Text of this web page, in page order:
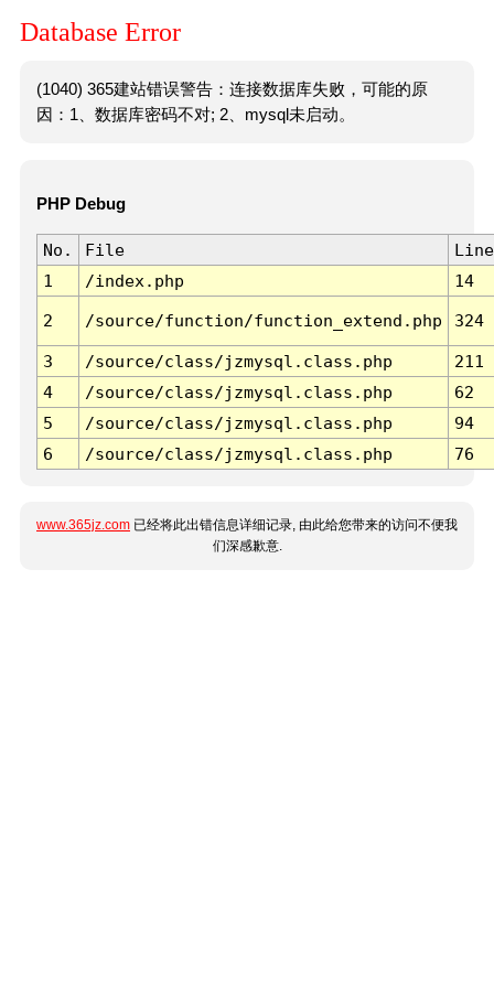
Database Error
(1040) 365建站错误警告：连接数据库失败，可能的原
因：1、数据库密码不对; 2、mysql未启动。
PHP Debug
No. File
Line
1
/index.php 14
2 /source/function/function_extend.php 324
3 /source/class/jzmysql.class.php
211
4
/source/class/jzmysql.class.php
62
5
/source/class/jzmysql.class.php
94
6
/source/class/jzmysql.class.php 76
www.365jz.com 已经将此出错信息详细记录, 由此给您带来的访问不便我
们深感歉意.